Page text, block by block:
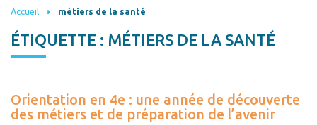
Accueil métiers de la santé
ÉTIQUETTE : MÉTIERS DE LA SANTÉ
Orientation en 4e : une année de découverte
des métiers et de préparation de l’avenir